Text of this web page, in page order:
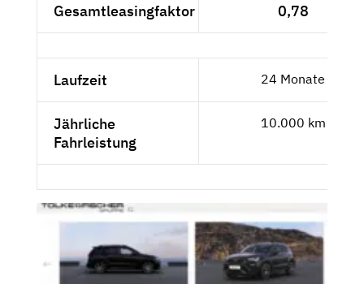
Gesamtleasingfaktor 0,78
Laufzeit 24 Monate
Jährliche
Fahrleistung
10.000 km